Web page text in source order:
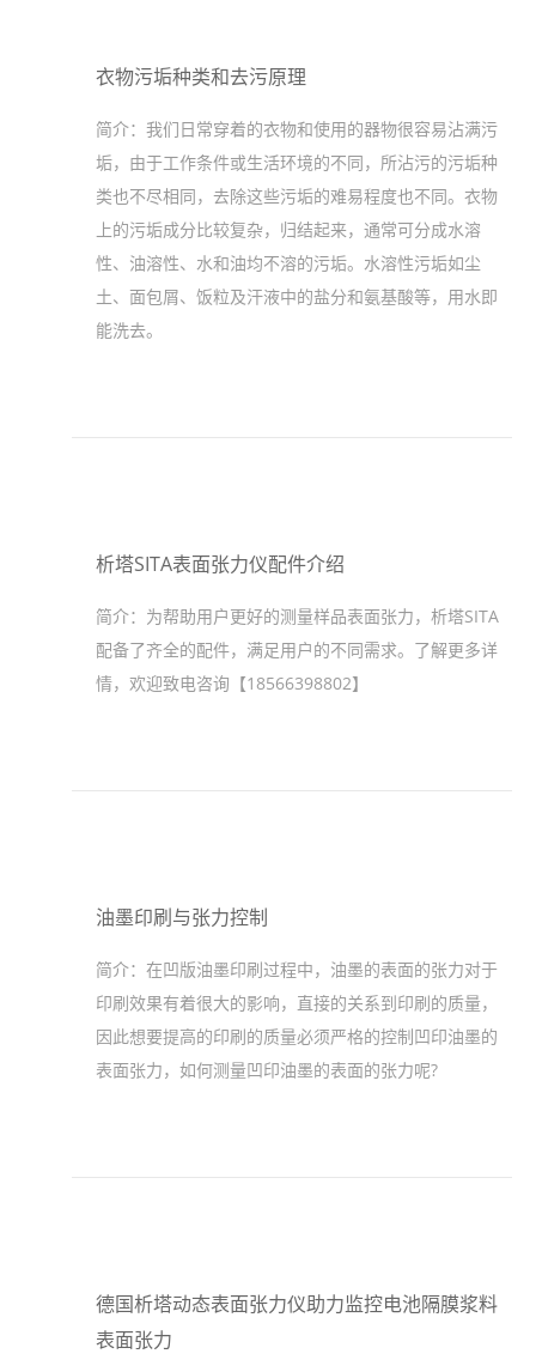
衣物污垢种类和去污原理
简介： 我们日常穿着的衣物和使用的器物很容易沾满污
垢，由于工作条件或生活环境的不同，所沾污的污垢种
类也不尽相同，去除这些污垢的难易程度也不同。衣物
上的污垢成分比较复杂，归结起来，通常可分成水溶
性、油溶性、水和油均不溶的污垢。水溶性污垢如尘
土、面包屑、饭粒及汗液中的盐分和氨基酸等，用水即
能洗去。
析塔SITA表面张力仪配件介绍
简介： 为帮助用户更好的测量样品表面张力，析塔SITA
配备了齐全的配件，满足用户的不同需求。了解更多详
情，欢迎致电咨询【18566398802】
油墨印刷与张力控制
简介： 在凹版油墨印刷过程中，油墨的表面的张力对于
印刷效果有着很大的影响，直接的关系到印刷的质量，
因此想要提高的印刷的质量必须严格的控制凹印油墨的
表面张力，如何测量凹印油墨的表面的张力呢?
德国析塔动态表面张力仪助力监控电池隔膜浆料
表面张力